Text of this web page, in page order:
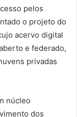
pelos
o projeto do
acervo digital
e federado,
privadas
núcleo
dos